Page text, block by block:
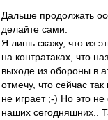
Дальше продолжать
делайте сами.
Я лишь скажу, что из
на контратаках, что
выходе из обороны в
отмечу, что сейчас
не играет ;-) Но это
наших сегодняшних..